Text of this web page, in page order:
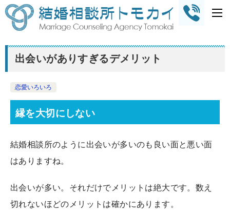
出会いがありすぎるデメリット
恋愛いろいろ
縁を大切にしない
結婚相談所のように出会いが多いのも良い面と悪い面
はありますね。
出会いが多い。それだけでメリットは絶大です。数え
切れないほどのメリットは確かにあります。